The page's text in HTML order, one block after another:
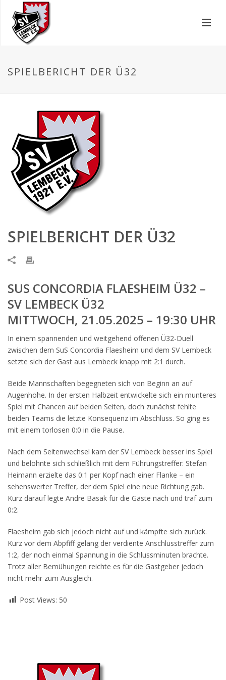
SPIELBERICHT DER Ü32
SPIELBERICHT DER Ü32
SUS CONCORDIA FLAESHEIM Ü32 –
SV LEMBECK Ü32
MITTWOCH, 21.05.2025 – 19:30 UHR
In einem spannenden und weitgehend offenen Ü32-Duell
zwischen dem SuS Concordia Flaesheim und dem SV Lembeck
setzte sich der Gast aus Lembeck knapp mit 2:1 durch.
Beide Mannschaften begegneten sich von Beginn an auf
Augenhöhe. In der ersten Halbzeit entwickelte sich ein munteres
Spiel mit Chancen auf beiden Seiten, doch zunächst fehlte
beiden Teams die letzte Konsequenz im Abschluss. So ging es
mit einem torlosen 0:0 in die Pause.
Nach dem Seitenwechsel kam der SV Lembeck besser ins Spiel
und belohnte sich schließlich mit dem Führungstreffer: Stefan
Heimann erzielte das 0:1 per Kopf nach einer Flanke – ein
sehenswerter Treffer, der dem Spiel eine neue Richtung gab.
Kurz darauf legte Andre Basak für die Gäste nach und traf zum
0:2.
Flaesheim gab sich jedoch nicht auf und kämpfte sich zurück.
Kurz vor dem Abpfiff gelang der verdiente Anschlusstreffer zum
1:2, der noch einmal Spannung in die Schlussminuten brachte.
Trotz aller Bemühungen reichte es für die Gastgeber jedoch
nicht mehr zum Ausgleich.
Post Views: 50